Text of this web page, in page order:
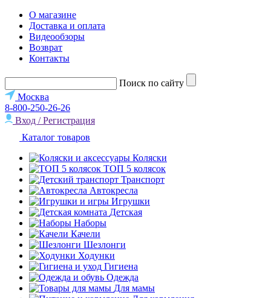
О магазине
Доставка и оплата
Видеообзоры
Возврат
Контакты
Поиск по сайту
Москва
8-800-250-26-26
Вход / Регистрация
Каталог товаров
Коляски
ТОП 5 колясок
Транспорт
Автокресла
Игрушки
Детская
Наборы
Качели
Шезлонги
Ходунки
Гигиена
Одежда
Для мамы